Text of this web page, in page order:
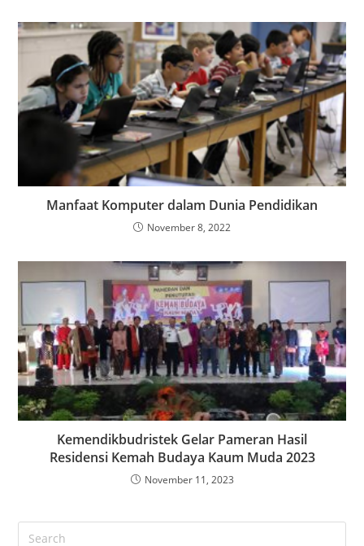
Manfaat Komputer dalam Dunia Pendidikan
November 8, 2022
Kemendikbudristek Gelar Pameran Hasil
Residensi Kemah Budaya Kaum Muda 2023
November 11, 2023